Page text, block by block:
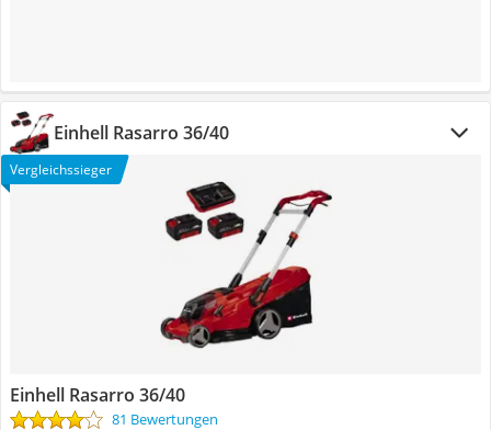
Einhell Rasarro 36/40
Vergleichssieger
Einhell Rasarro 36/40
81 Bewertungen